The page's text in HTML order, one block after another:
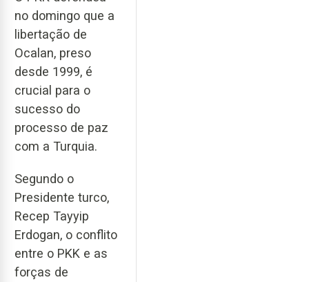
no domingo que a
libertação de
Ocalan, preso
desde 1999, é
crucial para o
sucesso do
processo de paz
com a Turquia.
Segundo o
Presidente turco,
Recep Tayyip
Erdogan, o conflito
entre o PKK e as
forças de